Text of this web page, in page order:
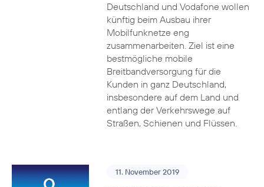
Deutschland und Vodafone wollen
künftig beim Ausbau ihrer
Mobilfunknetze eng
zusammenarbeiten. Ziel ist eine
bestmögliche mobile
Breitbandversorgung für die
Kunden in ganz Deutschland,
insbesondere auf dem Land und
entlang der Verkehrswege auf
Straßen, Schienen und Flüssen.
11. November 2019